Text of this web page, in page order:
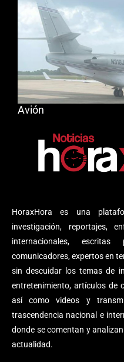
HoraxHora es una
investigación, reportajes,
internacionales, escritas
comunicadores, expertos en
sin descuidar los temas de
entretenimiento, artículos de
así como videos y
trascendencia nacional e
donde se comentan y
actualidad.
Avión